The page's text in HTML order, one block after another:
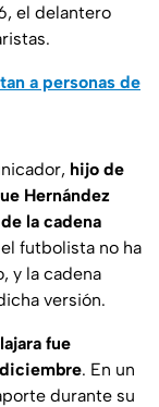
el delantero
a personas de
hijo de
Hernández
la cadena
futbolista no ha
y la cadena
versión.
fue
diciembre. En un
durante su